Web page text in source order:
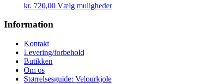
kan
kr. 720,00 Vælg mulighederDette
Information
Kontakt
Levering/forbehold
Butikken
Om os
Størrelsesguide: Velourkjole